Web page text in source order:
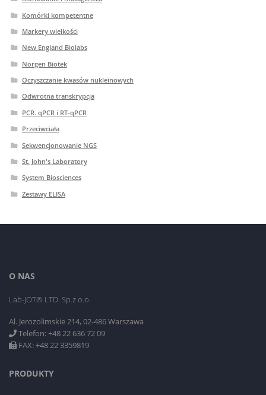
Komórki kompetentne
Markery wielkości
New England Biolabs
Norgen Biotek
Oczyszczanie kwasów nukleinowych
Odwrotna transkrypcja
PCR. qPCR i RT-qPCR
Przeciwciała
Sekwencjonowanie NGS
St. John's Laboratory
System Biosciences
Zestawy ELISA
O NAS
Lab-JOT® LTD. Sp.z o.o.
Al. Jerozolimskie 214, 02-486 Warszawa
Telefon: +48 22 636 72 09
FAX: +48 22 3359819
PRODUKTY